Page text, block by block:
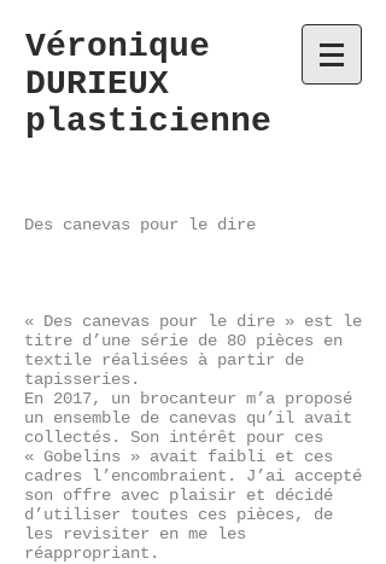
Véronique
DURIEUX
plasticienne
Des canevas pour le dire
« Des canevas pour le dire » est le
titre d’une série de 80 pièces en
textile réalisées à partir de
tapisseries.
En 2017, un brocanteur m’a proposé
un ensemble de canevas qu’il avait
collectés. Son intérêt pour ces
« Gobelins » avait faibli et ces
cadres l’encombraient. J’ai accepté
son offre avec plaisir et décidé
d’utiliser toutes ces pièces, de
les revisiter en me les
réappropriant.